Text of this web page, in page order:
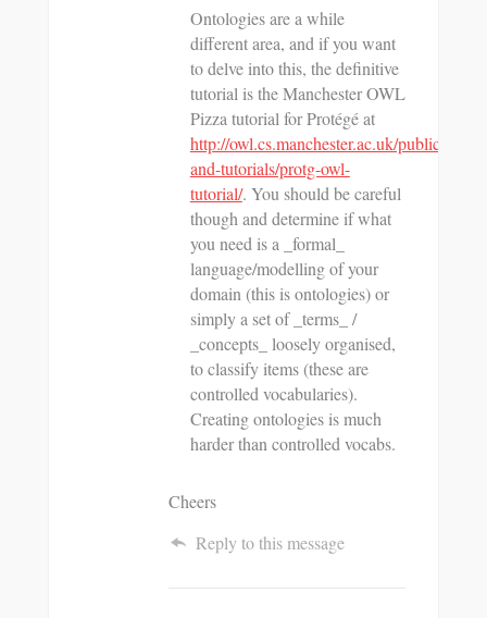
Ontologies are a while
different area, and if you want
to delve into this, the definitive
tutorial is the Manchester OWL
Pizza tutorial for Protégé at
http://owl.cs.manchester.ac.uk/
and-tutorials/protg-owl-
tutorial/. You should be careful
though and determine if what
you need is a _formal_
language/modelling of your
domain (this is ontologies) or
simply a set of _terms_ /
_concepts_ loosely organised,
to classify items (these are
controlled vocabularies).
Creating ontologies is much
harder than controlled vocabs.
Cheers
Reply to this message